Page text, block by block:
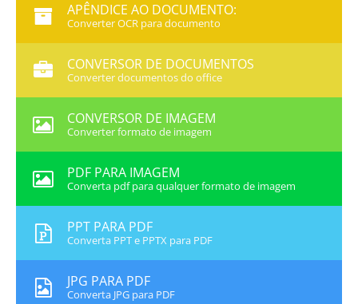
APÊNDICE AO DOCUMENTO:
Converter OCR para documento
CONVERSOR DE DOCUMENTOS
Converter documentos do office
CONVERSOR DE IMAGEM
Converter formato de imagem
PDF PARA IMAGEM
Converta pdf para qualquer formato de imagem
PPT PARA PDF
Converta PPT e PPTX para PDF
JPG PARA PDF
Converta JPG para PDF